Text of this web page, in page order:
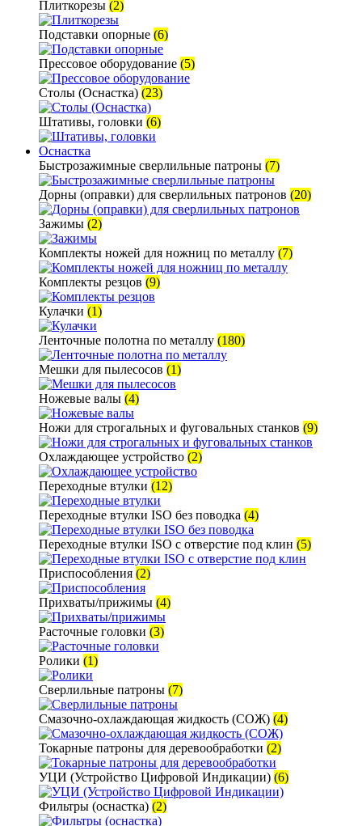
Плиткорезы (2)
Подставки опорные (6)
Прессовое оборудование (5)
Столы (Оснастка) (23)
Штативы, головки (6)
Оснастка
Быстрозажимные сверлильные патроны (7)
Дорны (оправки) для сверлильных патронов (20)
Зажимы (2)
Комплекты ножей для ножниц по металлу (7)
Комплекты резцов (9)
Кулачки (1)
Ленточные полотна по металлу (180)
Мешки для пылесосов (1)
Ножевые валы (4)
Ножи для строгальных и фуговальных станков (9)
Охлаждающее устройство (2)
Переходные втулки (12)
Переходные втулки ISO без поводка (4)
Переходные втулки ISO с отверстие под клин (5)
Приспособления (2)
Прихваты/прижимы (4)
Расточные головки (3)
Ролики (1)
Сверлильные патроны (7)
Смазочно-охлаждающая жидкость (СОЖ) (4)
Токарные патроны для деревообработки (2)
УЦИ (Устройство Цифровой Индикации) (6)
Фильтры (оснастка) (2)